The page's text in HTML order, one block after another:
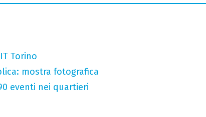
Torino
mostra fotografica
eventi nei quartieri